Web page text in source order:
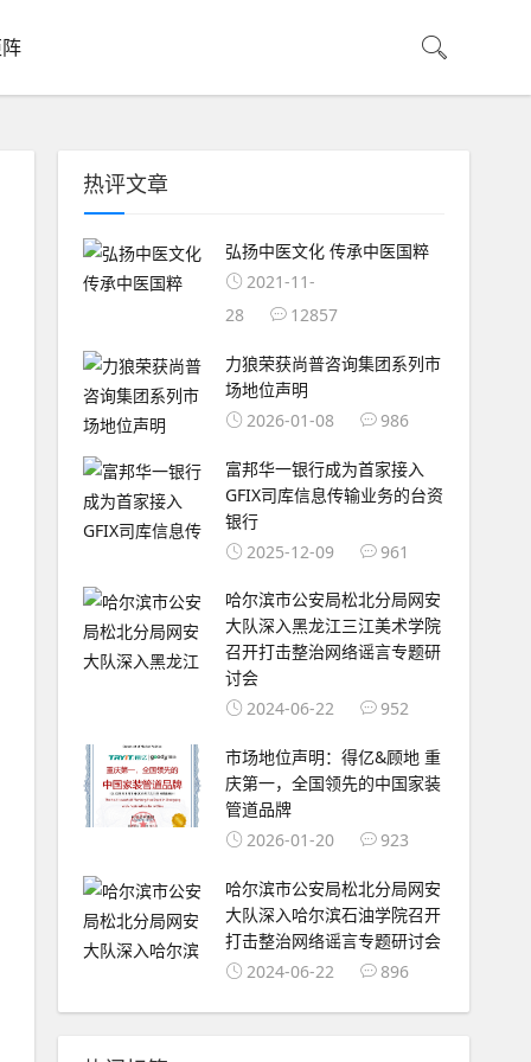
热评文章
弘扬中医文化 传承中医国粹
2021-11-
28
12857
力狼荣获尚普咨询集团系列市
场地位声明
2026-01-08
986
富邦华一银行成为首家接入
GFIX司库信息传输业务的台资
银行
2025-12-09
961
​哈尔滨市公安局松北分局网安
大队深入黑龙江三江美术学院
召开打击整治网络谣言专题研
讨会
2024-06-22
952
市场地位声明：得亿&顾地 重
庆第一，全国领先的中国家装
管道品牌
2026-01-20
923
​哈尔滨市公安局松北分局网安
大队深入哈尔滨石油学院召开
打击整治网络谣言专题研讨会
2024-06-22
896